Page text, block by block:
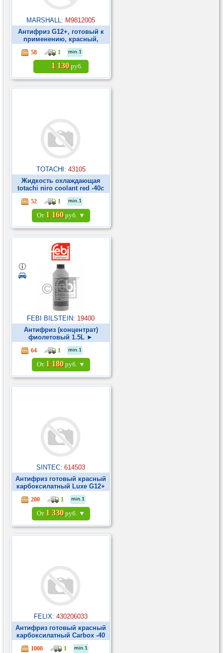
MARSHALL: M9812005
Антифриз G12+, готовый к
применению, красный,
канистра 5 кг. ►
58 1 min.1
1 130руб.
TOTACHI: 43105
Жидкость охлаждающая
totachi niro coolant red -40c
g12+ 5кг ►
52 1 min.1
От 1 160руб. ▼
FEBI BILSTEIN: 19400
Антифриз (концентрат)
фиолетовый 1.5L ►
64 1 min.1
От 1 180руб. ▼
SINTEC: 614503
Антифриз готовый красный
карбоксилатный Luxe G12+
-40С 5кг ►
200 1 min.1
От 1 330руб. ▼
FELIX: 430206033
Антифриз готовый красный
карбоксилатный Carbox -40
G12+ 5л ►
1000 1 min.1